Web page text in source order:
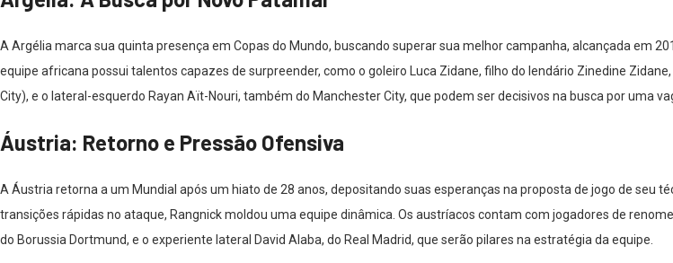
A Argélia marca sua quinta presença em Copas do Mundo, buscando superar sua melhor campanha, alcançada em
equipe africana possui talentos capazes de surpreender, como o goleiro Luca Zidane, filho do lendário Zinedine
City), e o lateral-esquerdo Rayan Aït-Nouri, também do Manchester City, que podem ser decisivos na busca por uma
Áustria: Retorno e Pressão Ofensiva
A Áustria retorna a um Mundial após um hiato de 28 anos, depositando suas esperanças na proposta de jogo de seu
transições rápidas no ataque, Rangnick moldou uma equipe dinâmica. Os austríacos contam com jogadores de
do Borussia Dortmund, e o experiente lateral David Alaba, do Real Madrid, que serão pilares na estratégia da equipe.